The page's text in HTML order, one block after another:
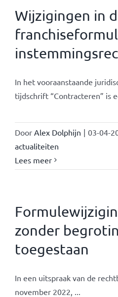
Wijzigingen in
In het vooraanstaande
tijdschrift “Contracteren” is
Door Alex Dolphijn | 03-04-
actualiteiten
Lees meer
zonder
toegestaan
In een uitspraak van de
november 2022, ...